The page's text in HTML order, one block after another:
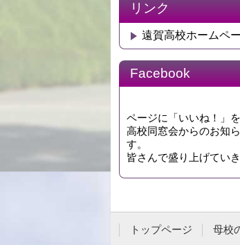
リンク
遠賀高校ホームペ
Facebook
ページに「いいね！」
高校同窓会からのお知
す。
皆さんで盛り上げてい
トップページ 母校